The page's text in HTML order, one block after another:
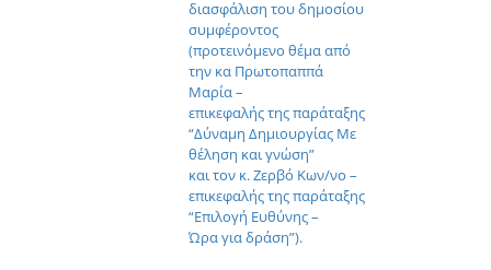
διασφάλιση του δημοσίου
συμφέροντος
(προτεινόμενο θέμα από
την κα Πρωτοπαππά
Μαρία –
επικεφαλής της παράταξης
“Δύναμη Δημιουργίας Με
θέληση και γνώση”
και τον κ. Ζερβό Κων/νο –
επικεφαλής της παράταξης
“Επιλογή Ευθύνης –
Ώρα για δράση”).